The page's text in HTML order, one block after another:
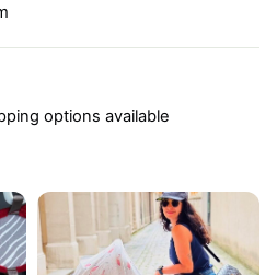
options available